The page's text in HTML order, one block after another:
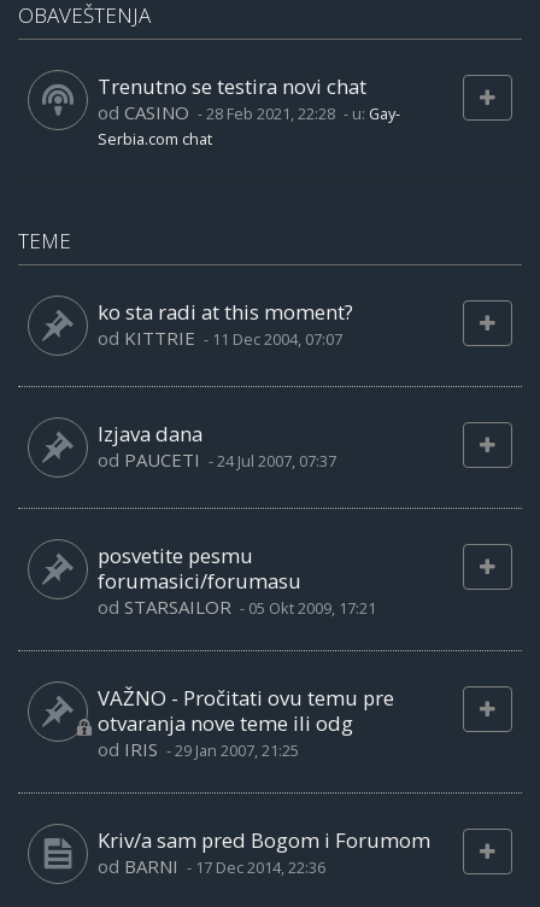
OBAVEŠTENJA
Trenutno se testira novi chat
od CASINO -28 Feb 2021, 22:28 - u: Gay-
Serbia.com chat
TEME
ko sta radi at this moment?
od KITTRIE - 11 Dec 2004, 07:07
Izjava dana
od PAUCETI -24 Jul 2007, 07:37
posvetite pesmu
forumasici/forumasu
od STARSAILOR - 05 Okt 2009, 17:21
VAŽNO - Pročitati ovu temu pre
otvaranja nove teme ili odg
od IRIS -29 Jan 2007, 21:25
Kriv/a sam pred Bogom i Forumom
od BARNI - 17 Dec 2014, 22:36